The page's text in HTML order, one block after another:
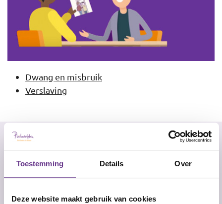
Toestemming Details Over
Deze website maakt gebruik van cookies
Dwang en misbruik
Verslaving
Graag jouw input
Leave
this
field
Hoe ben je op de website terechtgekomen?